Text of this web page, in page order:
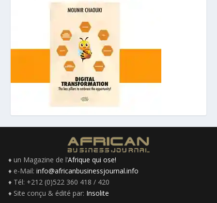
♦ un Magazine de l’Afrique qui ose!
♦ e-Mail: info@africanbusinessjournal.info
♦ Tél: +212 (0)522 360 418 / 420
♦ Site conçu & édité par: Insolite